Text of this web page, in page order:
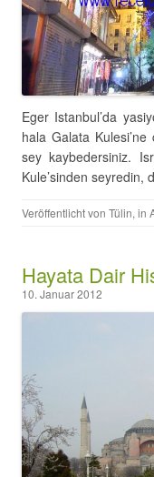
Eger Istanbul’da
hala Galata
sey kaybedersiniz.
Kule’sinden seyredin,
Veröffentlicht von Tülin, in
Hayata Dair
10. Januar 2012